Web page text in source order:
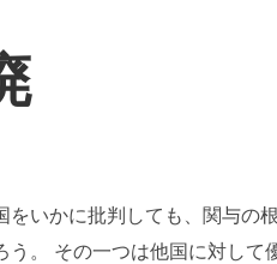
をいかに批判しても、関与の
う。 その一つは他国に対して